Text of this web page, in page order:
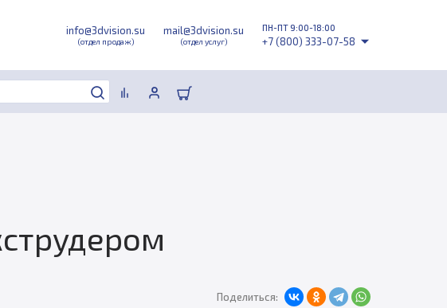
info@3dvision.su
(отдел продаж)
mail@3dvision.su
(отдел услуг)
ПН-ПТ 9:00-18:00
+7 (800) 333-07-58
Поделиться: